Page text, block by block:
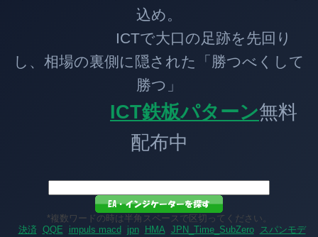
込め。
ICTで大口の足跡を先回り
し、相場の裏側に隠された「勝つべくして
勝つ」
ICT鉄板パターン無料
配布中
*複数ワードの時は半角スペースで区切ってください。
決済 QQE impuls macd jpn HMA JPN_Time_SubZero
スパンモデ